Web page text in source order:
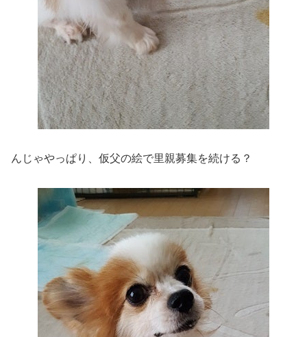
んじゃやっぱり、仮父の絵で里親募集を続ける？